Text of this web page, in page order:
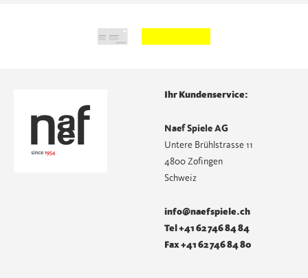
Ihr Kundenservice:
Naef Spiele AG
Untere Brühlstrasse 11
4800 Zofingen
Schweiz
info@naefspiele.ch
Tel +41 62 746 84 84
Fax +41 62 746 84 80